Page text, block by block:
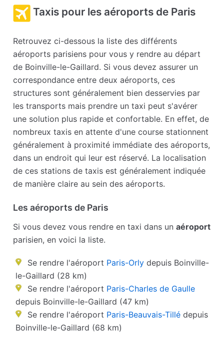
Taxis pour les aéroports de Paris
Retrouvez ci-dessous la liste des différents
aéroports parisiens pour vous y rendre au départ
de Boinville-le-Gaillard. Si vous devez assurer un
correspondance entre deux aéroports, ces
structures sont généralement bien desservies par
les transports mais prendre un taxi peut s'avérer
une solution plus rapide et confortable. En effet, de
nombreux taxis en attente d'une course stationnent
généralement à proximité immédiate des aéroports,
dans un endroit qui leur est réservé. La localisation
de ces stations de taxis est généralement indiquée
de manière claire au sein des aéroports.
Les aéroports de Paris
Si vous devez vous rendre en taxi dans unaéroport
parisien, en voici la liste.
Se rendre l'aéroport Paris-Orly depuis Boinville-
le-Gaillard (28 km)
Se rendre l'aéroport Paris-Charles de Gaulle
depuis Boinville-le-Gaillard (47 km)
Se rendre l'aéroport Paris-Beauvais-Tillé depuis
Boinville-le-Gaillard (68 km)